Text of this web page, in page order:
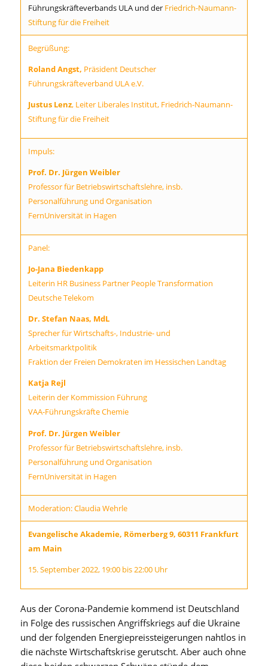
Führungskräfteverbands ULA und der Friedrich-Naumann-
Stiftung für die Freiheit
Begrüßung:
Roland Angst, Präsident Deutscher
Führungskräfteverband ULA e.V.
Justus Lenz, Leiter Liberales Institut, Friedrich-Naumann-
Stiftung für die Freiheit
Impuls:
Prof. Dr. Jürgen Weibler
Professor für Betriebswirtschaftslehre, insb.
Personalführung und Organisation
FernUniversität in Hagen
Panel:
Jo-Jana Biedenkapp
Leiterin HR Business Partner People Transformation
Deutsche Telekom
Dr. Stefan Naas, MdL
Sprecher für Wirtschafts-, Industrie- und
Arbeitsmarktpolitik
Fraktion der Freien Demokraten im Hessischen Landtag
Katja Rejl
Leiterin der Kommission Führung
VAA-Führungskräfte Chemie
Prof. Dr. Jürgen Weibler
Professor für Betriebswirtschaftslehre, insb.
Personalführung und Organisation
FernUniversität in Hagen
Moderation: Claudia Wehrle
Evangelische Akademie, Römerberg 9, 60311 Frankfurt
am Main
15. September 2022, 19:00 bis 22:00 Uhr
Aus der Corona-Pandemie kommend ist Deutschland
in Folge des russischen Angriffskriegs auf die Ukraine
und der folgenden Energiepreissteigerungen nahtlos in
die nächste Wirtschaftskrise gerutscht. Aber auch ohne